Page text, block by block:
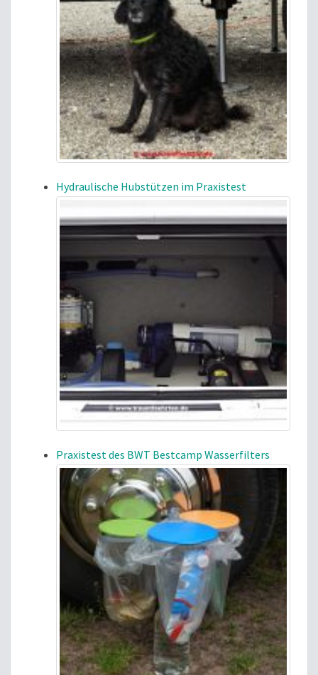
Hydraulische Hubstützen im Praxistest
Praxistest des BWT Bestcamp Wasserfilters